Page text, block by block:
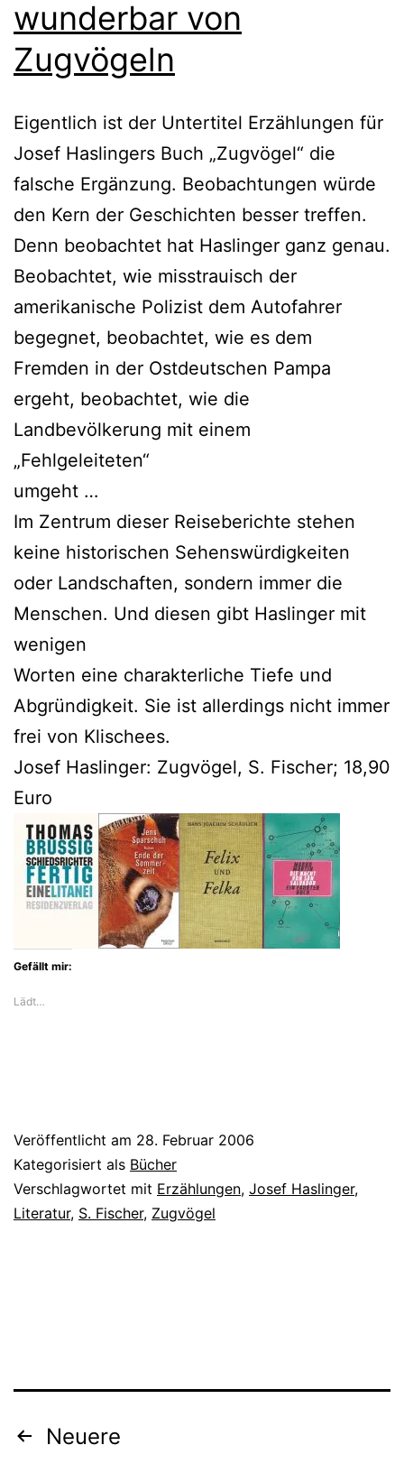
wunderbar von
Zugvögeln
Eigentlich ist der Untertitel Erzählungen für
Josef Haslingers Buch „Zugvögel“ die
falsche Ergänzung. Beobachtungen würde
den Kern der Geschichten besser treffen.
Denn beobachtet hat Haslinger ganz genau.
Beobachtet, wie misstrauisch der
amerikanische Polizist dem Autofahrer
begegnet, beobachtet, wie es dem
Fremden in der Ostdeutschen Pampa
ergeht, beobachtet, wie die
Landbevölkerung mit einem
„Fehlgeleiteten“
umgeht …
Im Zentrum dieser Reiseberichte stehen
keine historischen Sehenswürdigkeiten
oder Landschaften, sondern immer die
Menschen. Und diesen gibt Haslinger mit
wenigen
Worten eine charakterliche Tiefe und
Abgründigkeit. Sie ist allerdings nicht immer
frei von Klischees.
Josef Haslinger: Zugvögel, S. Fischer; 18,90
Euro
Gefällt mir:
Lädt…
Veröffentlicht am 28. Februar 2006
Kategorisiert als Bücher
Verschlagwortet mit Erzählungen, Josef Haslinger,
Literatur, S. Fischer, Zugvögel
Beitragsnavigation
Neuere